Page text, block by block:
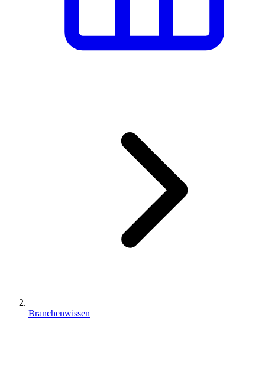
Branchenwissen